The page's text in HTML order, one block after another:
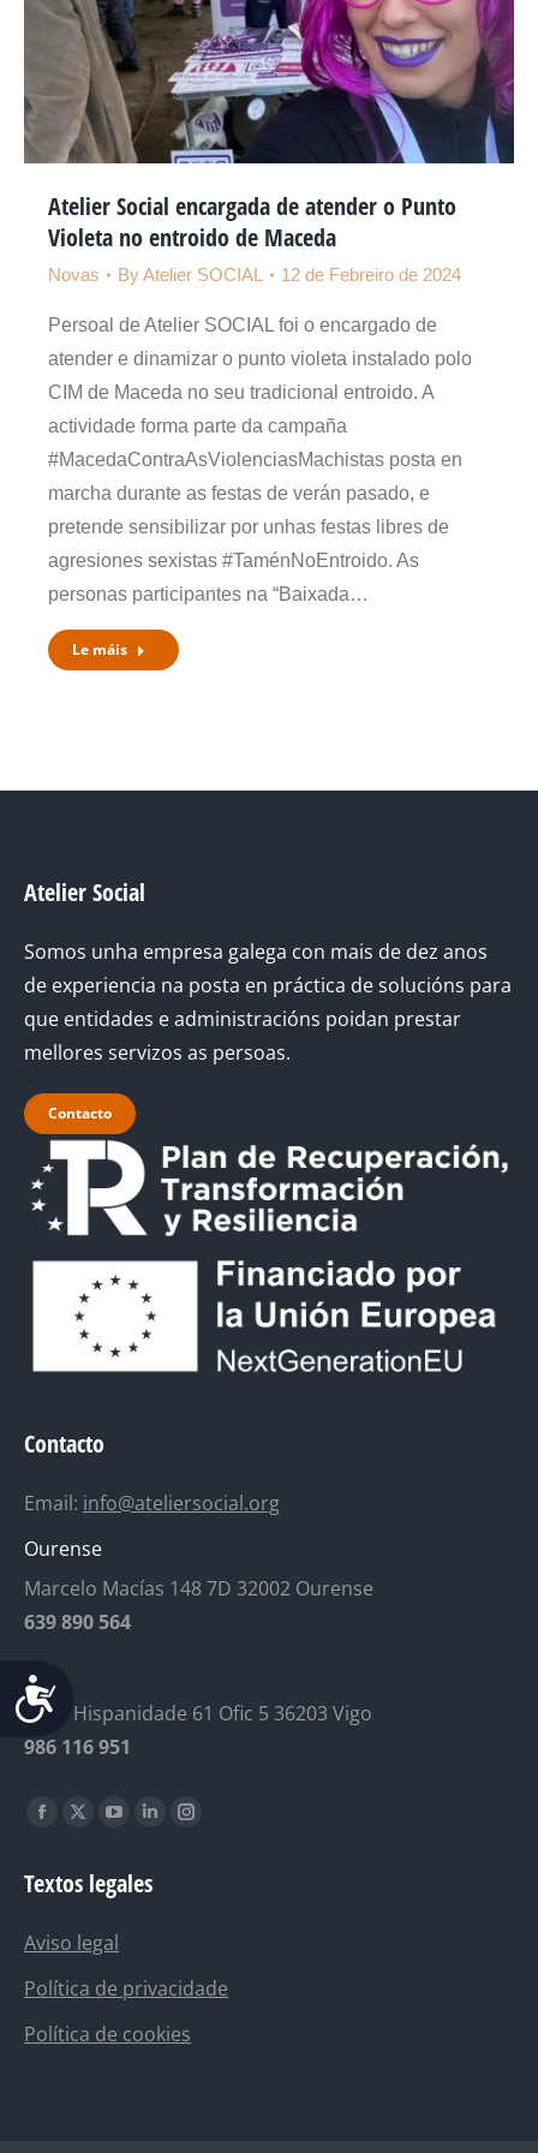
Atelier Social encargada de atender o Punto
Violeta no entroido de Maceda
Novas ByAtelier SOCIAL 12 de Febreiro de 2024
Persoal de Atelier SOCIAL foi o encargado de
atender e dinamizar o punto violeta instalado polo
CIM de Maceda no seu tradicional entroido. A
actividade forma parte da campaña
#MacedaContraAsViolenciasMachistas posta en
marcha durante as festas de verán pasado, e
pretende sensibilizar por unhas festas libres de
agresiones sexistas #TaménNoEntroido. As
personas participantes na “Baixada…
Le máis
Atelier Social
Somos unha empresa galega con mais de dez anos
de experiencia na posta en práctica de solucións para
que entidades e administracións poidan prestar
mellores servizos as persoas.
Contacto
Contacto
Email: info@ateliersocial.org
Ourense
Marcelo Macías 148 7D 32002 Ourense
639 890 564
Vigo
Avda Hispanidade 61 Ofic 5 36203 Vigo
986 116 951
Find us on:
Facebook
opens
new
window
X
opens
new
window
YouTube
opens
new
window
Linkedin
opens
window
Instagram
window
Textos legales
Aviso legal
Política de privacidade
Política de cookies